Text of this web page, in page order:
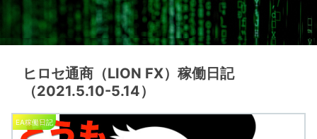
ヒロセ通商（LION FX）稼働日記
（2021.5.10-5.14）
EA稼働日記